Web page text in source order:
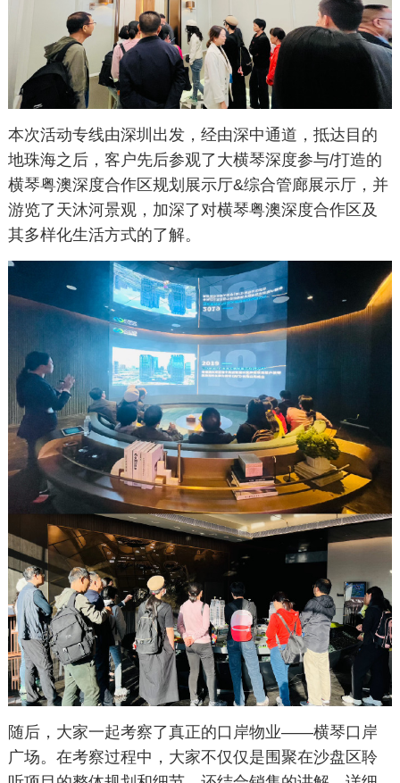
本次活动专线由深圳出发，经由深中通道，抵达目的
地珠海之后，客户先后参观了大横琴深度参与/打造的
横琴粤澳深度合作区规划展示厅&综合管廊展示厅，并
游览了天沐河景观，加深了对横琴粤澳深度合作区及
其多样化生活方式的了解。
随后，大家一起考察了真正的口岸物业——横琴口岸
广场。在考察过程中，大家不仅仅是围聚在沙盘区聆